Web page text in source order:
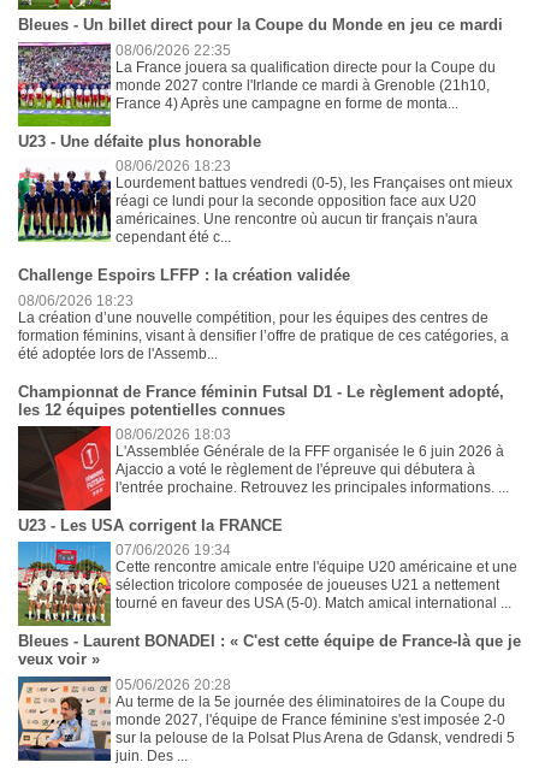
Bleues - Un billet direct pour la Coupe du Monde en jeu ce mardi
08/06/2026 22:35
La France jouera sa qualification directe pour la Coupe du
monde 2027 contre l'Irlande ce mardi à Grenoble (21h10,
France 4) Après une campagne en forme de monta...
U23 - Une défaite plus honorable
08/06/2026 18:23
Lourdement battues vendredi (0-5), les Françaises ont mieux
réagi ce lundi pour la seconde opposition face aux U20
américaines. Une rencontre où aucun tir français n'aura
cependant été c...
Challenge Espoirs LFFP : la création validée
08/06/2026 18:23
La création d’une nouvelle compétition, pour les équipes des centres de
formation féminins, visant à densifier l’offre de pratique de ces catégories, a
été adoptée lors de l'Assemb...
Championnat de France féminin Futsal D1 - Le règlement adopté,
les 12 équipes potentielles connues
08/06/2026 18:03
L'Assemblée Générale de la FFF organisée le 6 juin 2026 à
Ajaccio a voté le règlement de l'épreuve qui débutera à
l'entrée prochaine. Retrouvez les principales informations. ...
U23 - Les USA corrigent la FRANCE
07/06/2026 19:34
Cette rencontre amicale entre l'équipe U20 américaine et une
sélection tricolore composée de joueuses U21 a nettement
tourné en faveur des USA (5-0). Match amical international ...
Bleues - Laurent BONADEI : « C'est cette équipe de France-là que je
veux voir »
05/06/2026 20:28
Au terme de la 5e journée des éliminatoires de la Coupe du
monde 2027, l'équipe de France féminine s'est imposée 2-0
sur la pelouse de la Polsat Plus Arena de Gdansk, vendredi 5
juin. Des ...